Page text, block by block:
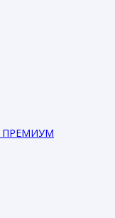
ПРЕМИУМ